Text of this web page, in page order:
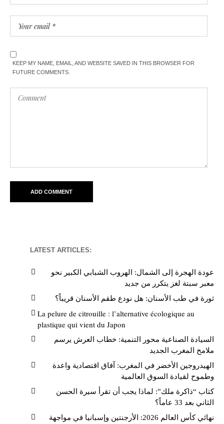
KEEP MY NAME, EMAIL, AND WEBSITE SAVED IN THIS BROWSER FOR
FUTURE COMMENTS.
LATEST ARTICLES:
عودة الهجرة إلى الشمال: الهروب الشبابي الكبير نحو
معبر سبتة لغز يتكرر من جديد
ثورة في طب الأسنان: هل نودع طقم الأسنان قريباً؟
La pelure de citrouille : l’alternative écologique au
plastique qui vient du Japon
السيادة الصناعية محور التنمية: خطاب العرش يرسم
ملامح المغرب الجديد
الهيدروجين الأخضر في المغرب: آفاق اقتصادية واعدة
وطموح لقيادة السوق العالمية
كتاب “ذاكرة ملك”: لماذا يجب أن تقرأ سيرة الحسن
الثاني بعد 33 عاماً؟
نهائي كأس العالم 2026: الأرجنتين وإسبانيا في مواجهة